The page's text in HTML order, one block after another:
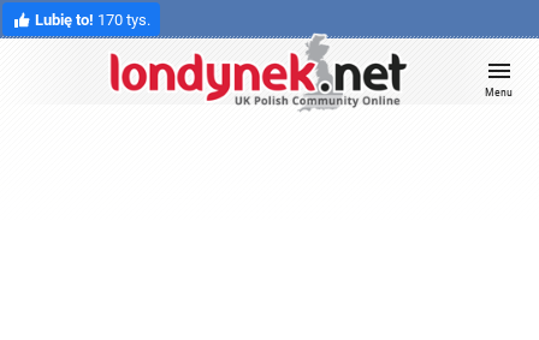
Lubię to! 170 tys.
Menu